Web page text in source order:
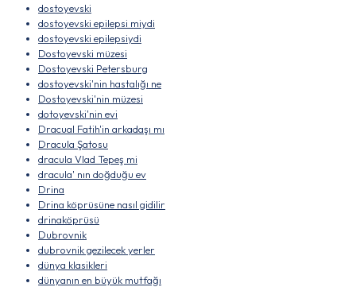
dostoyevski
dostoyevski epilepsi miydi
dostoyevski epilepsiydi
Dostoyevski müzesi
Dostoyevski Petersburg
dostoyevski'nin hastalığı ne
Dostoyevski'nin müzesi
dotoyevski'nin evi
Dracual Fatih'in arkadaşı mı
Dracula Şatosu
dracula Vlad Tepeş mi
dracula' nın doğduğu ev
Drina
Drina köprüsüne nasıl gidilir
drinaköprüsü
Dubrovnik
dubrovnik gezilecek yerler
dünya klasikleri
dünyanın en büyük mutfağı